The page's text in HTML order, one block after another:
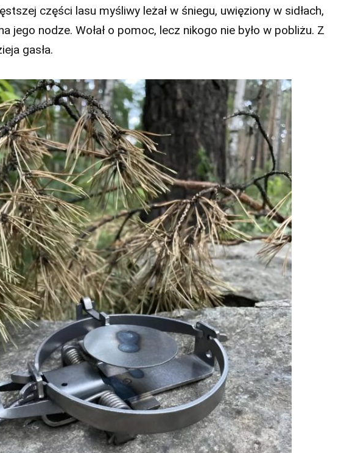
części lasu myśliwy leżał w śniegu, uwięziony w sidłach,
jego nodze. Wołał o pomoc, lecz nikogo nie było w pobliżu. Z
gasła.